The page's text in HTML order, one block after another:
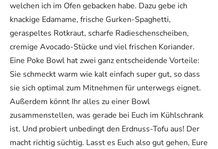
welchen ich im Ofen gebacken habe. Dazu gebe ich
knackige Edamame, frische Gurken-Spaghetti,
geraspeltes Rotkraut, scharfe Radieschenscheiben,
cremige Avocado-Stücke und viel frischen Koriander.
Eine Poke Bowl hat zwei ganz entscheidende Vorteile:
Sie schmeckt warm wie kalt einfach super gut, so dass
sie sich optimal zum Mitnehmen für unterwegs eignet.
Außerdem könnt Ihr alles zu einer Bowl
zusammenstellen, was gerade bei Euch im Kühlschrank
ist. Und probiert unbedingt den Erdnuss-Tofu aus! Der
macht richtig süchtig. Lasst es Euch also gut gehen, Eure